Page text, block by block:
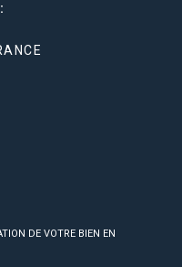
DE VOTRE BIEN EN